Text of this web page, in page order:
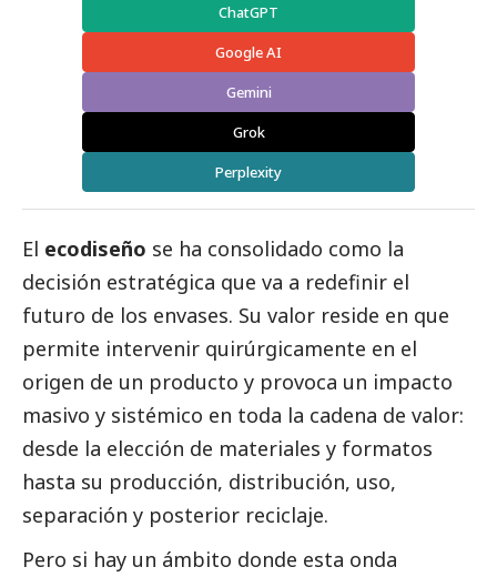
ChatGPT
Google AI
Gemini
Grok
Perplexity
El ecodiseño se ha consolidado como la
decisión estratégica que va a redefinir el
futuro de los envases. Su valor reside en que
permite intervenir quirúrgicamente en el
origen de un producto y provoca un impacto
masivo y sistémico en toda la cadena de valor:
desde la elección de materiales y formatos
hasta su producción, distribución, uso,
separación y posterior reciclaje.
Pero si hay un ámbito donde esta onda